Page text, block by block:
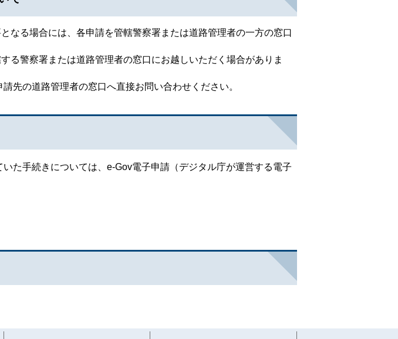
なる場合には、各申請を管轄警察署または道路管理者の一方の窓口
警察署または道路管理者の窓口にお越しいただく場合がありま
先の道路管理者の窓口へ直接お問い合わせください。
た手続きについては、e-Gov電子申請（デジタル庁が運営する電子